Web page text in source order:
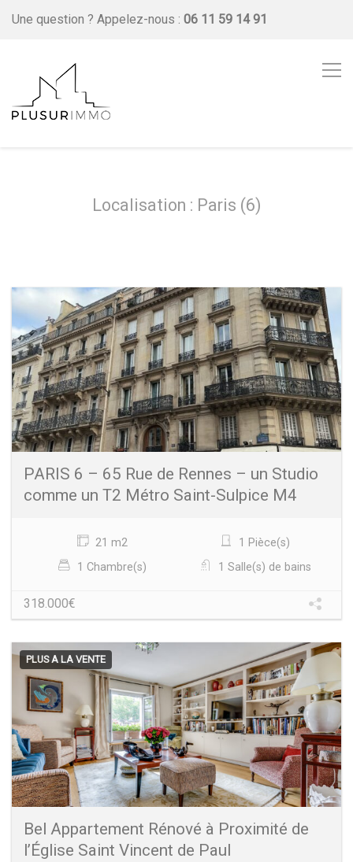
Une question ? Appelez-nous : 06 11 59 14 91
Localisation : Paris (6)
PARIS 6 – 65 Rue de Rennes – un Studio
comme un T2 Métro Saint-Sulpice M4
21 m2
1 Pièce(s)
1 Chambre(s)
1 Salle(s) de bains
318.000€
PLUS A LA VENTE
Bel Appartement Rénové à Proximité de
l’Église Saint Vincent de Paul